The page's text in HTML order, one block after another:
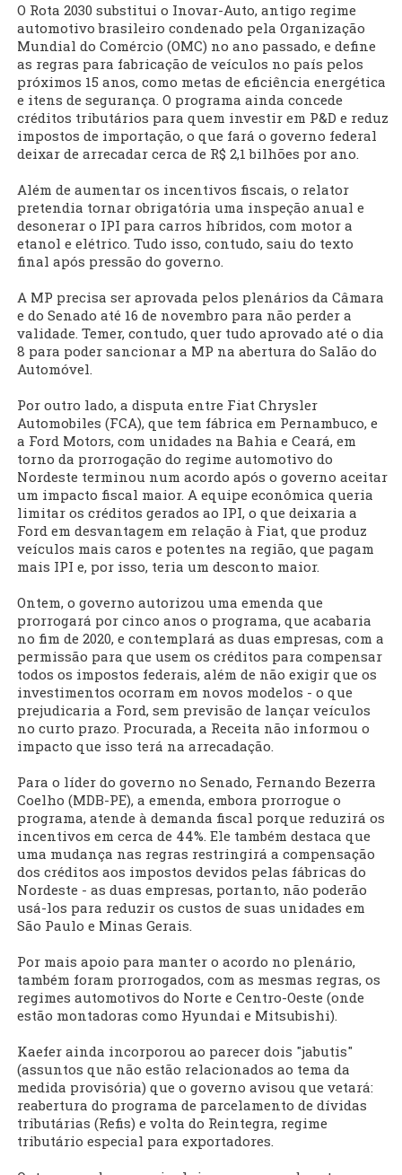
O Rota 2030 substitui o Inovar-Auto, antigo regime
automotivo brasileiro condenado pela Organização
Mundial do Comércio (OMC) no ano passado, e define
as regras para fabricação de veículos no país pelos
próximos 15 anos, como metas de eficiência energética
e itens de segurança. O programa ainda concede
créditos tributários para quem investir em P&D e reduz
impostos de importação, o que fará o governo federal
deixar de arrecadar cerca de R$ 2,1 bilhões por ano.
Além de aumentar os incentivos fiscais, o relator
pretendia tornar obrigatória uma inspeção anual e
desonerar o IPI para carros híbridos, com motor a
etanol e elétrico. Tudo isso, contudo, saiu do texto
final após pressão do governo.
A MP precisa ser aprovada pelos plenários da Câmara
e do Senado até 16 de novembro para não perder a
validade. Temer, contudo, quer tudo aprovado até o dia
8 para poder sancionar a MP na abertura do Salão do
Automóvel.
Por outro lado, a disputa entre Fiat Chrysler
Automobiles (FCA), que tem fábrica em Pernambuco, e
a Ford Motors, com unidades na Bahia e Ceará, em
torno da prorrogação do regime automotivo do
Nordeste terminou num acordo após o governo aceitar
um impacto fiscal maior. A equipe econômica queria
limitar os créditos gerados ao IPI, o que deixaria a
Ford em desvantagem em relação à Fiat, que produz
veículos mais caros e potentes na região, que pagam
mais IPI e, por isso, teria um desconto maior.
Ontem, o governo autorizou uma emenda que
prorrogará por cinco anos o programa, que acabaria
no fim de 2020, e contemplará as duas empresas, com a
permissão para que usem os créditos para compensar
todos os impostos federais, além de não exigir que os
investimentos ocorram em novos modelos - o que
prejudicaria a Ford, sem previsão de lançar veículos
no curto prazo. Procurada, a Receita não informou o
impacto que isso terá na arrecadação.
Para o líder do governo no Senado, Fernando Bezerra
Coelho (MDB-PE), a emenda, embora prorrogue o
programa, atende à demanda fiscal porque reduzirá os
incentivos em cerca de 44%. Ele também destaca que
uma mudança nas regras restringirá a compensação
dos créditos aos impostos devidos pelas fábricas do
Nordeste - as duas empresas, portanto, não poderão
usá-los para reduzir os custos de suas unidades em
São Paulo e Minas Gerais.
Por mais apoio para manter o acordo no plenário,
também foram prorrogados, com as mesmas regras, os
regimes automotivos do Norte e Centro-Oeste (onde
estão montadoras como Hyundai e Mitsubishi).
Kaefer ainda incorporou ao parecer dois "jabutis"
(assuntos que não estão relacionados ao tema da
medida provisória) que o governo avisou que vetará:
reabertura do programa de parcelamento de dívidas
tributárias (Refis) e volta do Reintegra, regime
tributário especial para exportadores.